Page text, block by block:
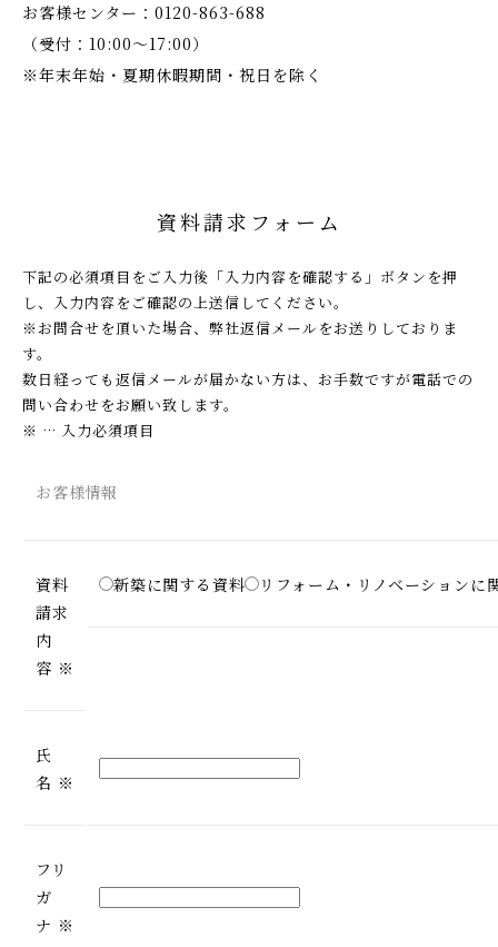
お客様センター： 0120-863-688
（受付：10:00～17:00）
※年末年始・夏期休暇期間・祝日を除く
資料請求フォーム
下記の必須項目をご入力後「入力内容を確認する」ボタンを押
し、入力内容をご確認の上送信してください。
※お問合せを頂いた場合、弊社返信メールをお送りしておりま
す。
数日経っても返信メールが届かない方は、お手数ですが電話での
問い合わせをお願い致します。
※ … 入力必須項目
お客様情報
資料
請求
内
容 ※
新築に関する資料 リフォーム・リノベーションに
氏
名 ※
フリ
ガ
ナ ※